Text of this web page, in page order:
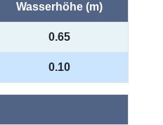
Wasserhöhe (m)
0.65
0.10